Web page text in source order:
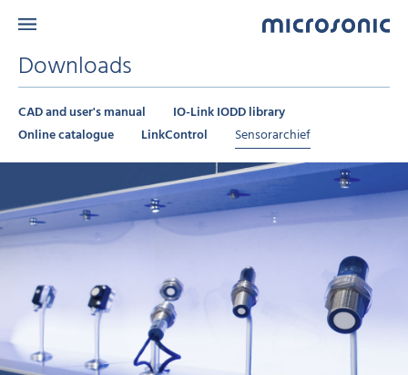
Downloads
CAD and user's manual
IO-Link IODD library
Online catalogue
LinkControl Sensorarchief